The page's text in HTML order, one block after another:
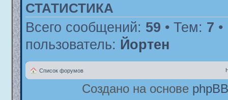
СТАТИСТИКА
Всего сообщений: 59 • Тем: 7
пользователь: Йортен
Список форумов
Создано на основе phpBB